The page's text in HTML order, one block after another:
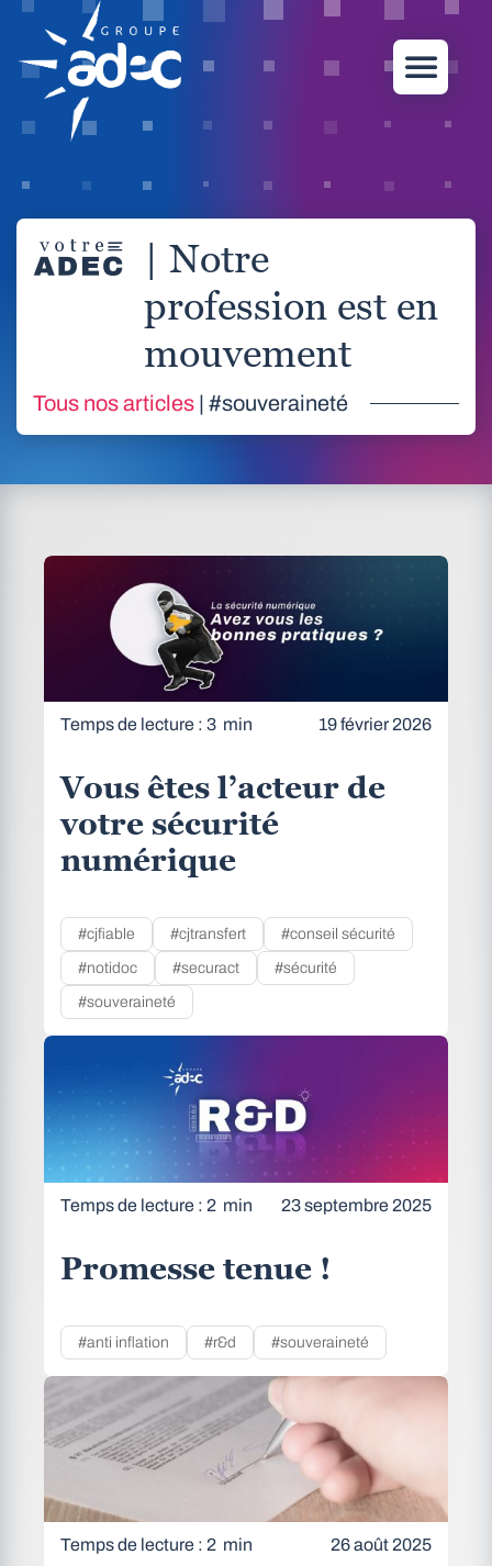
| Notre
profession est en
mouvement
Tous nos articles | #souveraineté
Temps de lecture : 3 min 19 février 2026
Vous êtes l’acteur de
votre sécurité
numérique
#cjfiable #cjtransfert #conseil sécurité
#notidoc #securact #sécurité
#souveraineté
Temps de lecture : 2 min 23 septembre 2025
Promesse tenue !
#anti inflation #r&d #souveraineté
Temps de lecture : 2 min 26 août 2025